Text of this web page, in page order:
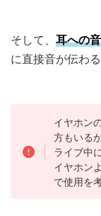
そして、 耳への
に直接音が伝わ
イヤホン
方もいる
ライブ中
イヤホン
で使用を